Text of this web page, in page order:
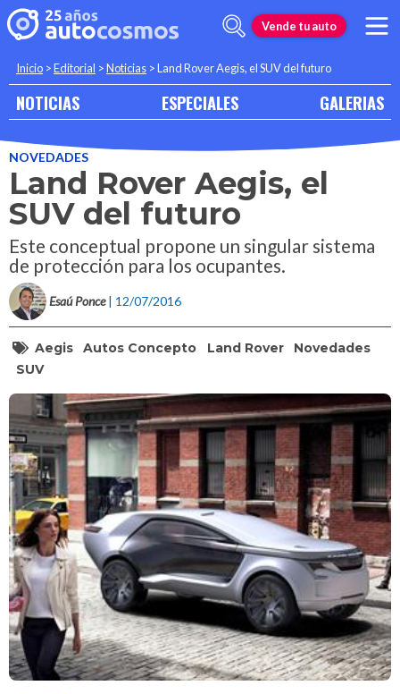
Vende tu auto
Inicio >Editorial >Noticias >Land Rover Aegis, el SUV del futuro
NOTICIAS ESPECIALES GALERIAS
NOVEDADES
Land Rover Aegis, el
SUV del futuro
Este conceptual propone un singular sistema
de protección para los ocupantes.
Esaú Ponce | 12/07/2016
Aegis Autos Concepto Land Rover
Novedades
SUV